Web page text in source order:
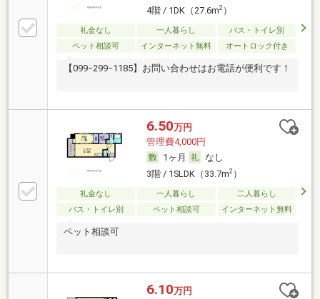
4階 / 1DK（27.6m2）
礼金なし 一人暮らし
バス・トイレ別
ペット相談可
インターネット無料 オートロック付き
【099−299−1185】お問い合わせはお電話が便利です！
6.50万円
管理費4,000円
1ヶ月
なし
3階 / 1SLDK（33.7m2）
礼金なし 一人暮らし
二人暮らし
バス・トイレ別
ペット相談可 インターネット無料
ペット相談可
6.10万円